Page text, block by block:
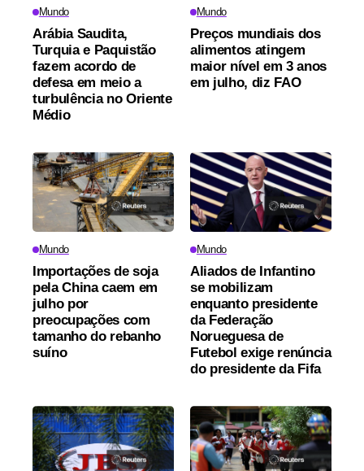
Mundo
Arábia Saudita,
Turquia e Paquistão
fazem acordo de
defesa em meio a
turbulência no Oriente
Médio
Mundo
Preços mundiais dos
alimentos atingem
maior nível em 3 anos
em julho, diz FAO
Mundo
Importações de soja
pela China caem em
julho por
preocupações com
tamanho do rebanho
suíno
Mundo
Aliados de Infantino
se mobilizam
enquanto presidente
da Federação
Norueguesa de
Futebol exige renúncia
do presidente da Fifa